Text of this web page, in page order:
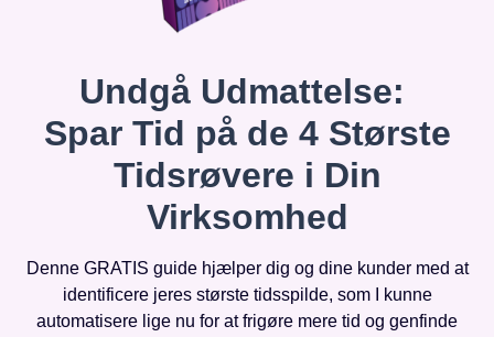
Undgå Udmattelse:
Spar Tid på de 4 Største
Tidsrøvere i Din
Virksomhed
Denne GRATIS guide hjælper dig og dine kunder med at
identificere jeres største tidsspilde, som I kunne
automatisere lige nu for at frigøre mere tid og genfinde